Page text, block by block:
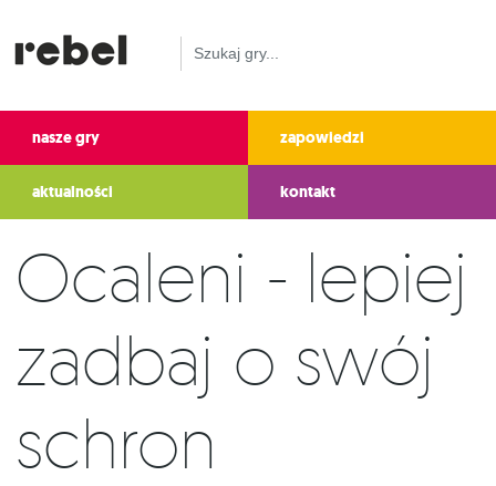
nasze gry zapowiedzi
aktualności kontakt
Ocaleni - lepiej
zadbaj o swój
schron